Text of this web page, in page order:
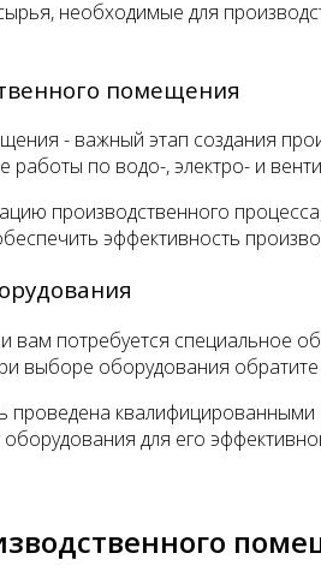
необходимые для
помещения
- важный этап создания
по водо-, электро- и
производственного
эффективность
вам потребуется специальное
выборе оборудования
для его